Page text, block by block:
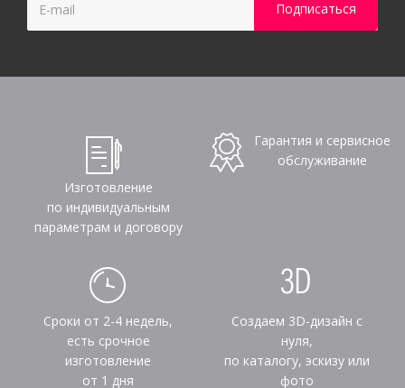
Изготовление
по индивидуальным
параметрам и договору
Гарантия и сервисное
обслуживание
Сроки от 2-4 недель,
есть срочное
изготовление
от 1 дня
Создаем 3D-дизайн с
нуля,
по каталогу, эскизу или
фото